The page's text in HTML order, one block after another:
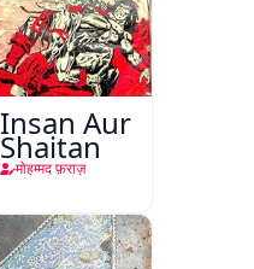
Insan Aur
Shaitan
मोहम्मद फ़राज़